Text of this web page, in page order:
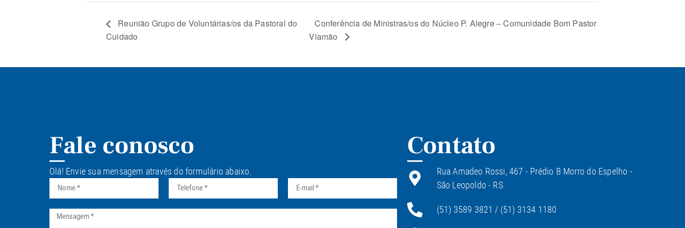
Reunião Grupo de Voluntárias/os da Pastoral do
Cuidado
Conferência de Ministras/os do Núcleo P. Alegre – Comunidade Bom Pastor
Viamão
Fale conosco
Olá! Envie sua mensagem através do formulário abaixo.
Contato
Rua Amadeo Rossi, 467 - Prédio B Morro do Espelho -
São Leopoldo - RS
(51) 3589 3821 / (51) 3134 1180